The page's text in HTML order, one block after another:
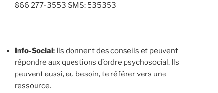
866 277-3553 SMS: 535353
Info-Social: Ils donnent des conseils et peuvent
répondre aux questions d’ordre psychosocial. Ils
peuvent aussi, au besoin, te référer vers une
ressource.